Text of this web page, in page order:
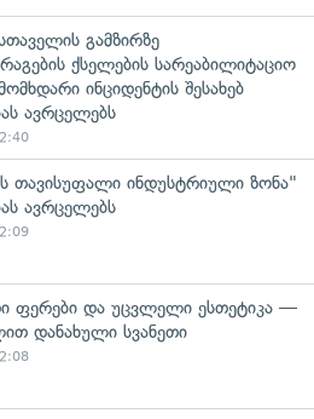
გამზირზე
ქსელების სარეაბილიტაციო
ინციდენტის შესახებ
ავრცელებს
თავისუფალი ინდუსტრიული ზონა"
ავრცელებს
ფერები და უცვლელი ესთეტიკა —
დანახული სვანეთი